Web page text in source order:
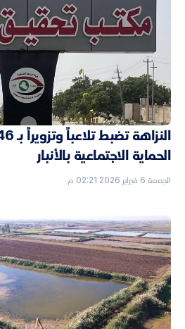
الحماية الاجتماعية بالأنبار
الجمعة 6 فبراير 2026 02:21 م